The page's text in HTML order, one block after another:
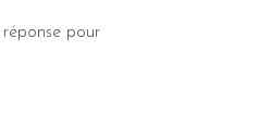
pour